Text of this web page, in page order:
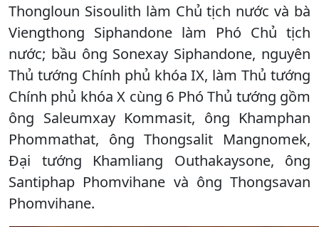
Thongloun Sisoulith làm Chủ tịch nước và bà
Viengthong Siphandone làm Phó Chủ tịch
nước; bầu ông Sonexay Siphandone, nguyên
Thủ tướng Chính phủ khóa IX, làm Thủ tướng
Chính phủ khóa X cùng 6 Phó Thủ tướng gồm
ông Saleumxay Kommasit, ông Khamphan
Phommathat, ông Thongsalit Mangnomek,
Đại tướng Khamliang Outhakaysone, ông
Santiphap Phomvihane và ông Thongsavan
Phomvihane.